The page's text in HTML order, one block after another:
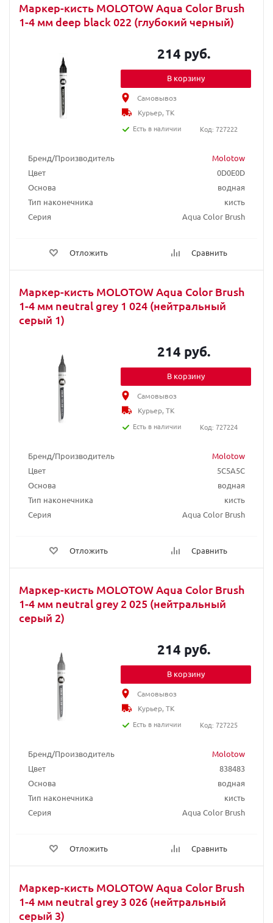
Маркер-кисть MOLOTOW Aqua Color Brush
1-4 мм deep black 022 (глубокий черный)
Бренд/Производитель
Molotow
Цвет
0D0E0D
Основа
водная
Тип наконечника
кисть
Серия
Aqua Color Brush
Отложить Сравнить
214 руб.
В корзину
Самовывоз
Курьер, ТК
Есть в наличии
Код: 727222
Маркер-кисть MOLOTOW Aqua Color Brush
1-4 мм neutral grey 1 024 (нейтральный
серый 1)
Бренд/Производитель
Molotow
Цвет
5C5A5C
Основа
водная
Тип наконечника
кисть
Серия
Aqua Color Brush
Отложить Сравнить
214 руб.
В корзину
Самовывоз
Курьер, ТК
Есть в наличии
Код: 727224
Маркер-кисть MOLOTOW Aqua Color Brush
1-4 мм neutral grey 2 025 (нейтральный
серый 2)
Бренд/Производитель
Molotow
Цвет
838483
Основа
водная
Тип наконечника
кисть
Серия
Aqua Color Brush
Отложить Сравнить
214 руб.
В корзину
Самовывоз
Курьер, ТК
Есть в наличии
Код: 727225
Маркер-кисть MOLOTOW Aqua Color Brush
1-4 мм neutral grey 3 026 (нейтральный
серый 3)